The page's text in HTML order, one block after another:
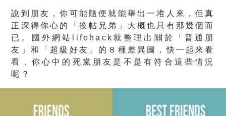
說到朋友，你可能隨便就能舉出一堆人來，但真
正深得你心的「換帖兄弟」大概也只有那幾個而
已。國外網站lifehack就整理出關於「普通朋
友」和「超級好友」的８種差異圖，快一起來看
看，你心中的死黨朋友是不是有符合這些情況
呢？